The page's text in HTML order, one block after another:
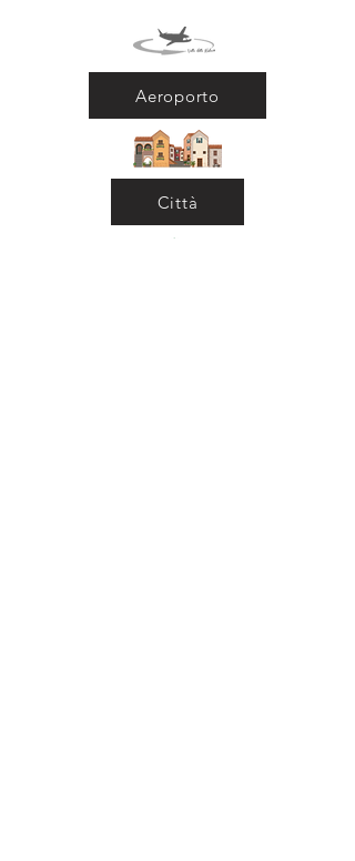
Aeroporto
Città